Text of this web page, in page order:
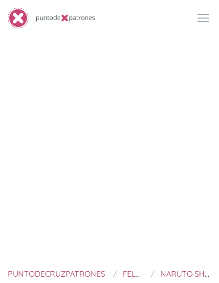
PUNTODECRUZPATRONES FELTROS E BORDADOS NARUTO SHIPPUUDEN GRÁFICO PUNTO CRUZ